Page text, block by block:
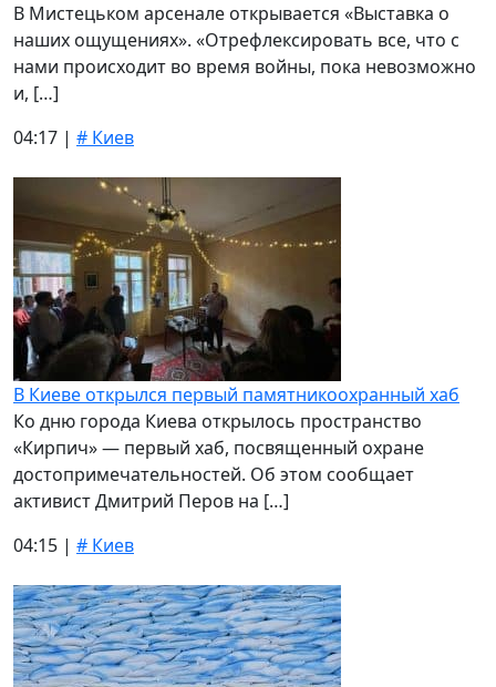
В Мистецьком арсенале открывается «Выставка о
наших ощущениях». «Отрефлексировать все, что с
нами происходит во время войны, пока невозможно
и, […]
04:17 | # Киев
В Киеве открылся первый памятникоохранный хаб
Ко дню города Киева открылось пространство
«Кирпич» — первый хаб, посвященный охране
достопримечательностей. Об этом сообщает
активист Дмитрий Перов на […]
04:15 | # Киев